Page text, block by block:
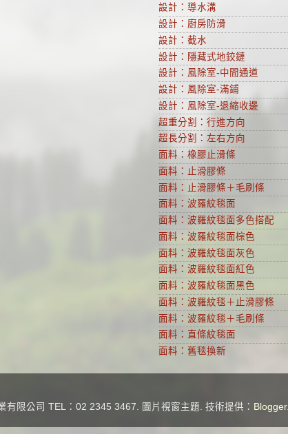
設計：導水溝
設計：廚房防滑
設計：截水
設計：隱藏式地鉸鏈
設計：風除室-中間通道
設計：風除室-滿鋪
設計：風除室-退縮收邊
超重分割：行進方向
超長分割：左右方向
面料：橡膠止滑條
面料：止滑膠條
面料：止滑膠條＋毛刷條
面料：波羅紋毯面
面料：波羅紋毯面多色搭配
面料：波羅紋毯面棕色
面料：波羅紋毯面灰色
面料：波羅紋毯面紅色
面料：波羅紋毯面黑色
面料：波羅紋毯＋止滑膠條
面料：波羅紋毯＋毛刷條
面料：直條紋毯面
面料：舊毯換新
限公司 TEL：02 2345 3467. 圖片視窗主題. 技術提供： Blogger.